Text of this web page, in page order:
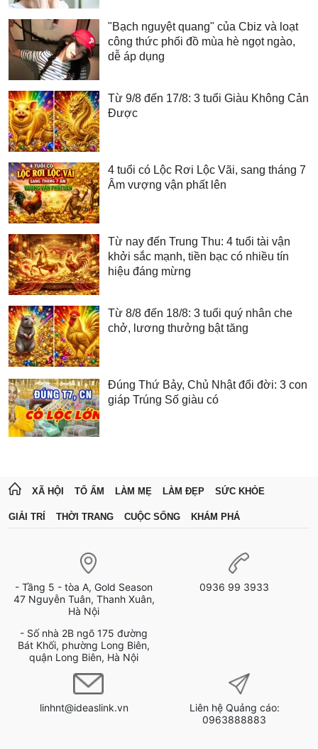
"Bạch nguyệt quang" của Cbiz và loạt
công thức phối đồ mùa hè ngọt ngào,
dễ áp dụng
Từ 9/8 đến 17/8: 3 tuổi Giàu Không Cản
Được
4 tuổi có Lộc Rơi Lộc Vãi, sang tháng 7
Âm vượng vận phất lên
Từ nay đến Trung Thu: 4 tuổi tài vận
khởi sắc mạnh, tiền bạc có nhiều tín
hiệu đáng mừng
Từ 8/8 đến 18/8: 3 tuổi quý nhân che
chở, lương thưởng bật tăng
Đúng Thứ Bảy, Chủ Nhật đổi đời: 3 con
giáp Trúng Số giàu có
XÃ HỘI TỔ ẤM LÀM MẸ LÀM ĐẸP SỨC KHỎE
GIẢI TRÍ THỜI TRANG CUỘC SỐNG KHÁM PHÁ
- Tầng 5 - tòa A, Gold Season
47 Nguyễn Tuân, Thanh Xuân,
Hà Nội
- Số nhà 2B ngõ 175 đường
Bát Khối, phường Long Biên,
quận Long Biên, Hà Nội
0936 99 3933
linhnt@ideaslink.vn
Liên hệ Quảng cáo:
0963888883